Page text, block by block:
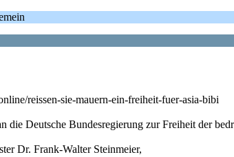
reissen-sie-mauern-ein-freiheit-fuer-asia-bibi
die Deutsche Bundesregierung zur Freiheit der
Dr. Frank-Walter Steinmeier,